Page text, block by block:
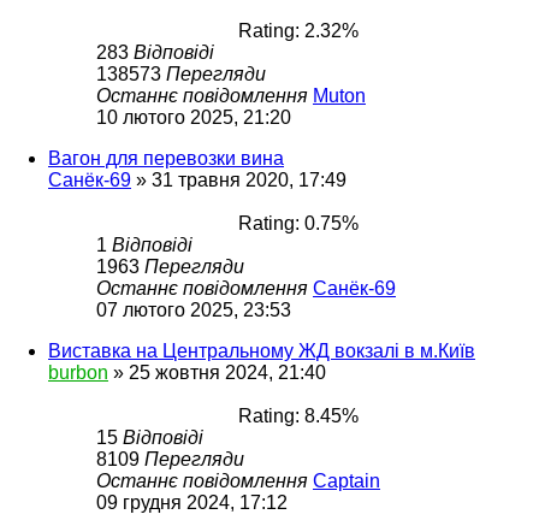
Rating: 2.32%
283 Відповіді
138573 Перегляди
Останнє повідомлення Muton
10 лютого 2025, 21:20
Вагон для перевозки вина
Санёк-69 » 31 травня 2020, 17:49
Rating: 0.75%
1 Відповіді
1963 Перегляди
Останнє повідомлення Санёк-69
07 лютого 2025, 23:53
Виставка на Центральному ЖД вокзалі в м.Київ
burbon » 25 жовтня 2024, 21:40
Rating: 8.45%
15 Відповіді
8109 Перегляди
Останнє повідомлення Captain
09 грудня 2024, 17:12